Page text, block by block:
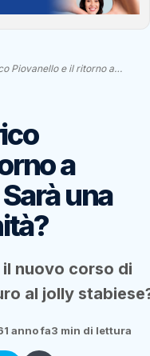
Piovanello e il ritorno a…
a
una
nuovo corso di
al jolly
1 anno fa3 min di lettura